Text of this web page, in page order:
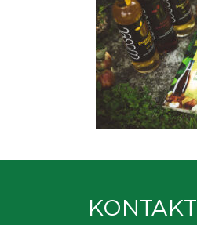
KONTAKT